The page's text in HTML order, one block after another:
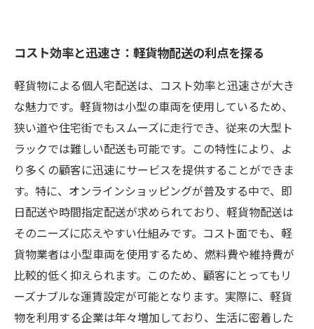
コスト効率と迅速さ：軽貨物配送の利点を探る
軽貨物による個人宅配送は、コスト効率と迅速さが大き
な魅力です。軽貨物は小型の車両を使用しているため、
狭い道や住宅街でもスムーズに走行でき、従来の大型ト
ラックでは難しい配送も可能です。この特性により、よ
り多くの顧客に迅速にサービスを提供することができま
す。特に、オンラインショッピングが普及する中で、即
日配送や時間指定配送が求められており、軽貨物配送は
そのニーズに応えやすい仕組みです。コスト面でも、軽
貨物業者は小型車両を使用するため、燃料費や維持費が
比較的低く抑えられます。このため、顧客にとってもリ
ーズナブルな運賃設定が可能となります。実際に、軽貨
物を利用する企業は年々増加しており、生活に密着した